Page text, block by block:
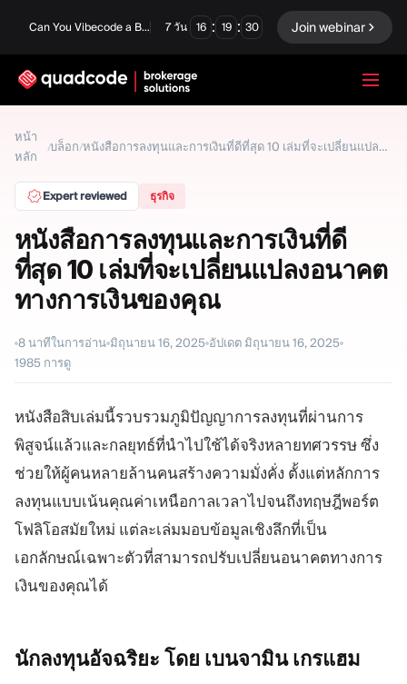
Can You Vibecode a Brokerage Platform? 7 วัน 16 : 19 : 29 Join webinar
หน้า
หลัก
/
บล็อก / หนังสือการลงทุนและการเงินที่ดีที่สุด 10 เล่มที่จะเปลี่ยนแปลงอนาคตทางการเงินของคุณ
Expert reviewed ธุรกิจ
หนังสือการลงทุนและการเงินที่ดี
ที่สุด 10 เล่มที่จะเปลี่ยนแปลงอนาคต
ทางการเงินของคุณ
8นาทีในการอ่าน มิถุนายน 16, 2025 อัปเดต มิถุนายน 16, 2025
1985 การดู
หนังสือสิบเล่มนี้รวบรวมภูมิปัญญาการลงทุนที่ผ่านการ
พิสูจน์แล้วและกลยุทธ์ที่นำไปใช้ได้จริงหลายทศวรรษ ซึ่ง
ช่วยให้ผู้คนหลายล้านคนสร้างความมั่งคั่ง ตั้งแต่หลักการ
ลงทุนแบบเน้นคุณค่าเหนือกาลเวลาไปจนถึงทฤษฎีพอร์ต
โฟลิโอสมัยใหม่ แต่ละเล่มมอบข้อมูลเชิงลึกที่เป็น
เอกลักษณ์เฉพาะตัวที่สามารถปรับเปลี่ยนอนาคตทางการ
เงินของคุณได้
นักลงทุนอัจฉริยะ โดย เบนจามินเกรแฮม
โซลูชันครบวงจร
ฟอเร็กซ์ / CFD
ตัวเลือกไบนารี
ตลาดหลักทรัพย์และการ
ชำระบัญชี
แบ็กออฟฟิศ
คู่มือการตลาด
คำศัพท์
วิดีโอสอนเทรด
เกี่ยวกับเรา
เหตุการณ์
ความยั่งยืน